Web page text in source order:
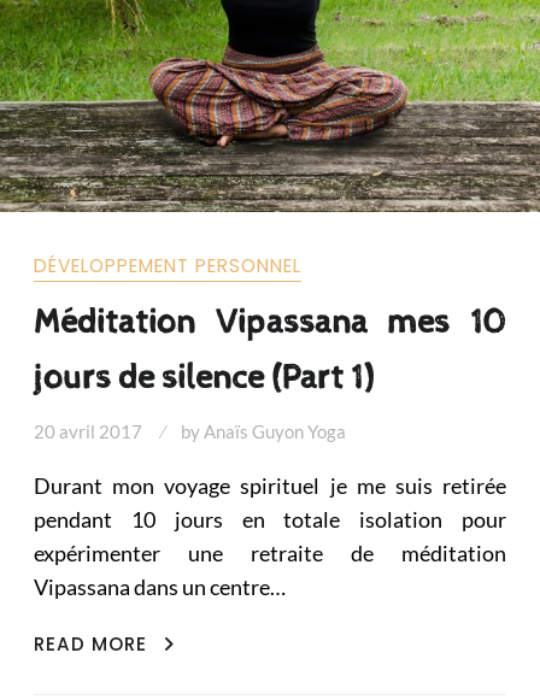
DÉVELOPPEMENT PERSONNEL
Méditation Vipassana mes 10
jours de silence (Part 1)
20 avril 2017 byAnaïs Guyon Yoga
Durant mon voyage spirituel je me suis retirée
pendant 10 jours en totale isolation pour
expérimenter une retraite de méditation
Vipassana dans un centre…
READ MORE
MÉDITATION